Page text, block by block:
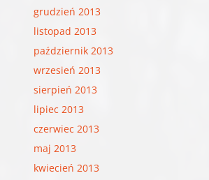
grudzień 2013
listopad 2013
październik 2013
wrzesień 2013
sierpień 2013
lipiec 2013
czerwiec 2013
maj 2013
kwiecień 2013